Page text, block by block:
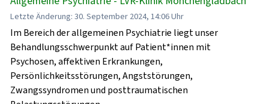
Letzte Änderung: 30. September 2024, 14:06 Uhr
Im Bereich der allgemeinen Psychiatrie liegt unser
Behandlungsschwerpunkt auf Patient*innen mit
Psychosen, affektiven Erkrankungen,
Persönlichkeitsstörungen, Angststörungen,
Zwangssyndromen und posttraumatischen